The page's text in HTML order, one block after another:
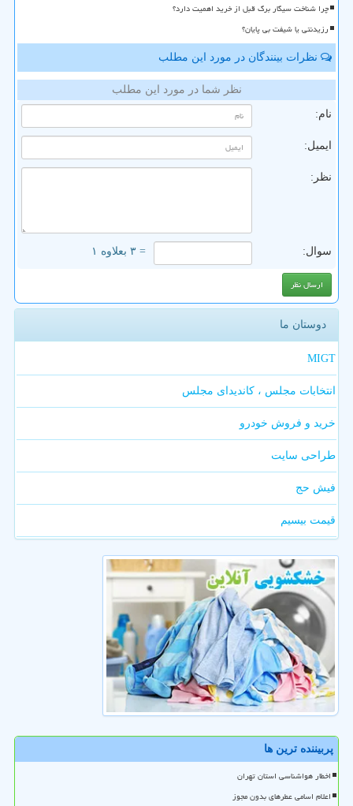
چرا شناخت سیگار برگ قبل از خرید اهمیت دارد؟
رزیدنتی یا شیفت بی پایان؟
نظرات بینندگان در مورد این مطلب
نظر شما در مورد این مطلب
نام:
ایمیل:
نظر:
سوال: = ۳ بعلاوه ۱
دوستان ما
MIGT
انتخابات مجلس ، کاندیدای مجلس
خرید و فروش خودرو
طراحی سایت
فیش حج
قیمت بیسیم
پربیننده ترین ها
اخطار هواشناسی استان تهران
اعلام اسامی عطرهای بدون مجوز